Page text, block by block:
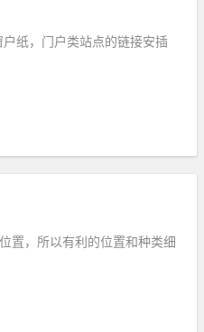
纸，门户类站点的链接安插
置，所以有利的位置和种类细